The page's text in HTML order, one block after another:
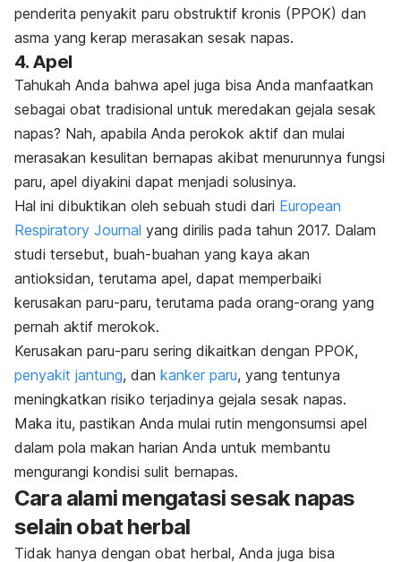
penderita penyakit paru obstruktif kronis (PPOK) dan
asma yang kerap merasakan sesak napas.
4. Apel
Tahukah Anda bahwa apel juga bisa Anda manfaatkan
sebagai obat tradisional untuk meredakan gejala sesak
napas? Nah, apabila Anda perokok aktif dan mulai
merasakan kesulitan bernapas akibat menurunnya fungsi
paru, apel diyakini dapat menjadi solusinya.
Hal ini dibuktikan oleh sebuah studi dari European
Respiratory Journal yang dirilis pada tahun 2017. Dalam
studi tersebut, buah-buahan yang kaya akan
antioksidan, terutama apel, dapat memperbaiki
kerusakan paru-paru, terutama pada orang-orang yang
pernah aktif merokok.
Kerusakan paru-paru sering dikaitkan dengan PPOK,
penyakit jantung, dan kanker paru, yang tentunya
meningkatkan risiko terjadinya gejala sesak napas.
Maka itu, pastikan Anda mulai rutin mengonsumsi apel
dalam pola makan harian Anda untuk membantu
mengurangi kondisi sulit bernapas.
Cara alami mengatasi sesak napas
selain obat herbal
Tidak hanya dengan obat herbal, Anda juga bisa